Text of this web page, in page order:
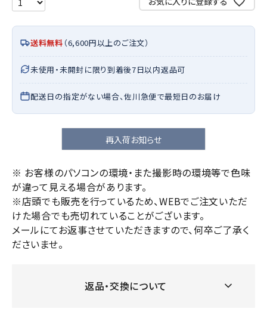
送料無料 （6,600円以上のご注文）
未使用・未開封に限り到着後7日以内返品可
配送日の指定がない場合、佐川急便で最短日のお届け
再入荷お知らせ
※ お客様のパソコンの環境・また撮影時の環境等で色味
が違って見える場合があります。
※店頭でも販売を行っているため、WEBでご注文いただ
けた場合でも売切れていることがございます。
メールにてお返事させていただきますので、何卒ご了承く
ださいませ。
返品・交換について